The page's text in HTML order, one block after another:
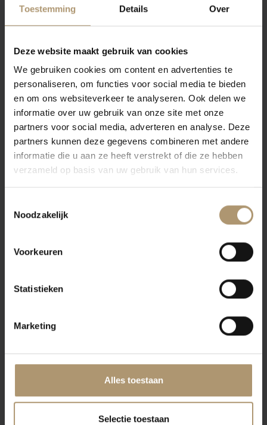
Toestemming Details Over
Deze website maakt gebruik van cookies
We gebruiken cookies om content en advertenties te
personaliseren, om functies voor social media te bieden
en om ons websiteverkeer te analyseren. Ook delen we
informatie over uw gebruik van onze site met onze
partners voor social media, adverteren en analyse. Deze
partners kunnen deze gegevens combineren met andere
informatie die u aan ze heeft verstrekt of die ze hebben
verzameld op basis van uw gebruik van hun services.
Noodzakelijk
Voorkeuren
Statistieken
Marketing
Alles toestaan
Selectie toestaan
De wijngaarden vanBaglio Gibellina Passimientohebben het
temperatuurschommelingen en gunstige ventilatie. De kalkrijke
Baglio Gibellina Passimiento
voor de teelt van wijnstokken. Al deze kenmerken zijn de
oorsprong van de waardevolle wijnen die worden geproduceerd.
Druivensoort(en)
Deze wijn is gemaakt van 70% Nero d'Avola en 30% Frappato
druiven. Deze zijn afkomstig van eeuwenoude wijnstokken.
De druiven worden laat in de herfst geoogst en een deel van de
druiven wordt gedroogd. De wijn rijpt een aantal maanden in
body en goed in balans, met zachte en elegante tannines.
Bij kazen, pastagerechten, lamsvlees.